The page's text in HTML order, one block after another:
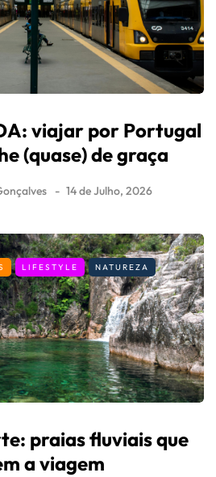
viajar por Portugal
(quase) de graça
14 de Julho, 2026
LIFESTYLE NATUREZA
praias fluviais que
a viagem